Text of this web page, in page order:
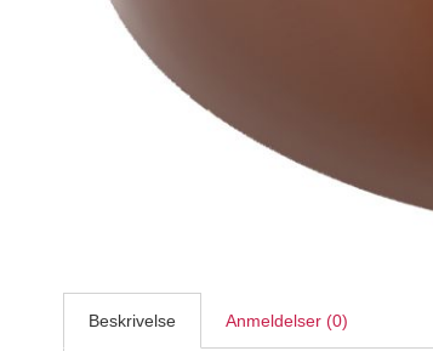
Apple aroma superkoncentreret 3,7 ml
LorAnn
DKK
Beskrivelse Anmeldelser (0)